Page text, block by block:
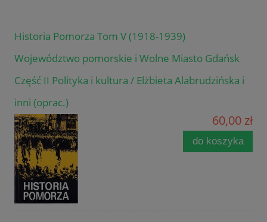
Historia Pomorza Tom V (1918-1939)
Województwo pomorskie i Wolne Miasto Gdańsk
Część II Polityka i kultura / Elżbieta Alabrudzińska i
inni (oprac.)
60,00 zł
do koszyka